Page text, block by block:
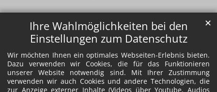
Ihre Wahlmöglichkeiten bei den
Einstellungen zum Datenschutz
Wir möchten Ihnen ein optimales Webseiten-Erlebnis bieten.
Dazu verwenden wir Cookies, die für das Funktionieren
unserer Website notwendig sind. Mit Ihrer Zustimmung
verwenden wir auch Cookies und andere Technologien, die
zur Anzeige externer Inhalte (Videos über Youtube, Audios
✕